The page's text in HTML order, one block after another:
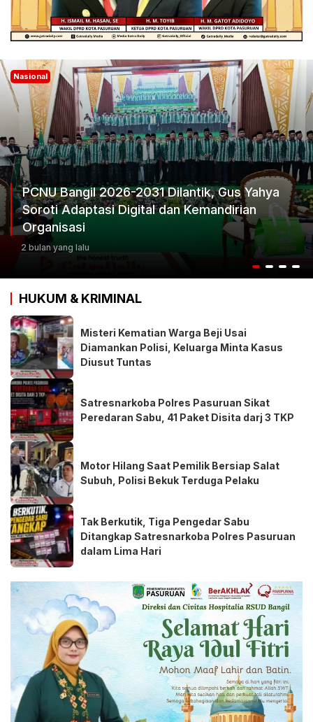
Gus Yahya
Nasional
Ketum Progib Dorong
Keputusan Terbaik
HUKUM & KRIMINAL
Misteri Kematian Warga Beji Usai
Diamankan Polisi, Keluarga Minta Kasus
Diusut Tuntas
Satresnarkoba Polres Pasuruan Sikat
Peredaran Sabu, 41 Paket Disita darj 3 TKP
Motor Hilang Saat Pemilik Bersiap Salat
Subuh, Polisi Bekuk Terduga Pelaku
Tak Berkutik, Tiga Pengedar Sabu
Ditangkap Satresnarkoba Polres Pasuruan
dalam Lima Hari